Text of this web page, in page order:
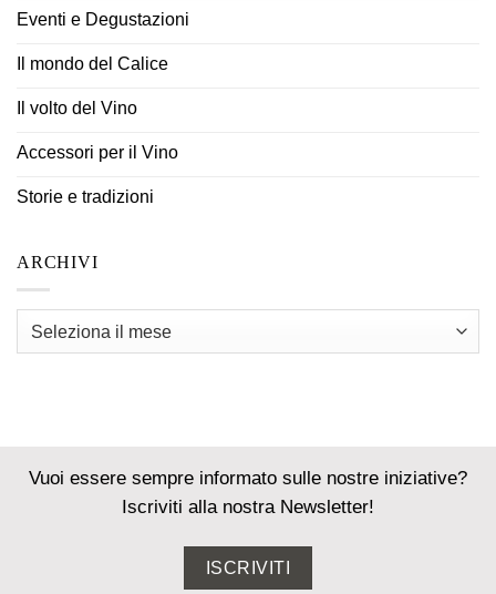
Eventi e Degustazioni
Il mondo del Calice
Il volto del Vino
Accessori per il Vino
Storie e tradizioni
ARCHIVI
Vuoi essere sempre informato sulle nostre iniziative?
Iscriviti alla nostra Newsletter!
ISCRIVITI